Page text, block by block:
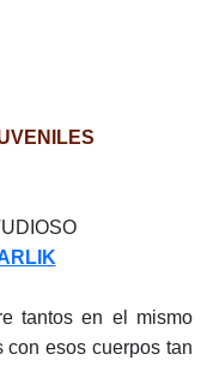
tantos en el mismo
con esos cuerpos tan